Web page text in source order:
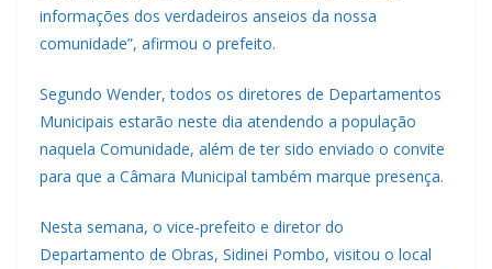
informações dos verdadeiros anseios da nossa
comunidade”, afirmou o prefeito.
Segundo Wender, todos os diretores de Departamentos
Municipais estarão neste dia atendendo a população
naquela Comunidade, além de ter sido enviado o convite
para que a Câmara Municipal também marque presença.
Nesta semana, o vice-prefeito e diretor do
Departamento de Obras, Sidinei Pombo, visitou o local